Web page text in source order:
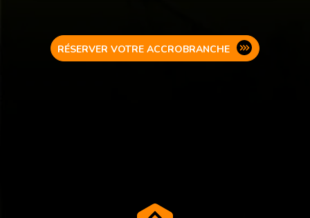
RÉSERVER VOTRE ACCROBRANCHE